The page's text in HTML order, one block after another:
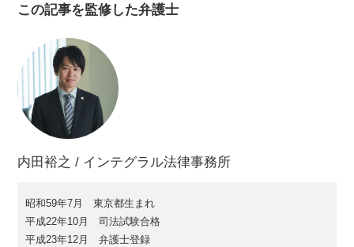
この記事を監修した弁護士
内田裕之 / インテグラル法律事務所
昭和59年7月 東京都生まれ
平成22年10月 司法試験合格
平成23年12月 弁護士登録